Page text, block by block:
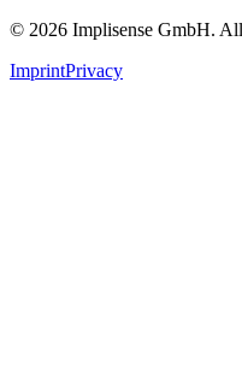
© 2026 Implisense GmbH.
ImprintPrivacy